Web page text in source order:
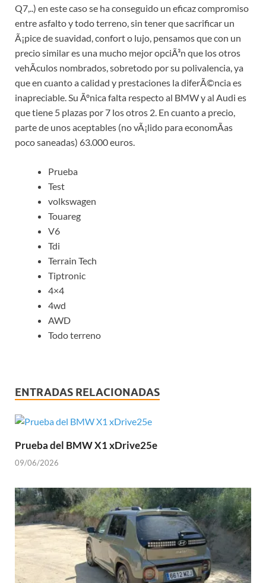
Q7,..) en este caso se ha conseguido un eficaz compromiso
entre asfalto y todo terreno, sin tener que sacrificar un
Ã¡pice de suavidad, confort o lujo, pensamos que con un
precio similar es una mucho mejor opciÃ³n que los otros
vehÃ­culos nombrados, sobretodo por su polivalencia, ya
que en cuanto a calidad y prestaciones la diferÃ©ncia es
inapreciable. Su Ãºnica falta respecto al BMW y al Audi es
que tiene 5 plazas por 7 los otros 2. En cuanto a precio,
parte de unos aceptables (no vÃ¡lido para economÃ­as
poco saneadas) 63.000 euros.
Prueba
Test
volkswagen
Touareg
V6
Tdi
Terrain Tech
Tiptronic
4×4
4wd
AWD
Todo terreno
ENTRADAS RELACIONADAS
Prueba del BMW X1 xDrive25e
09/06/2026